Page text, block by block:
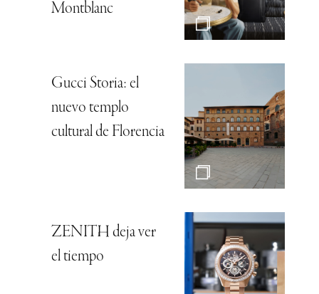
Montblanc
Gucci Storia: el
nuevo templo
cultural de Florencia
ZENITH deja ver
el tiempo